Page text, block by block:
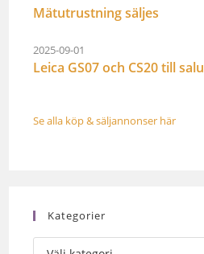
Mätutrustning säljes
2025-09-01
Leica GS07 och CS20 till salu
Se alla köp & säljannonser här
Kategorier